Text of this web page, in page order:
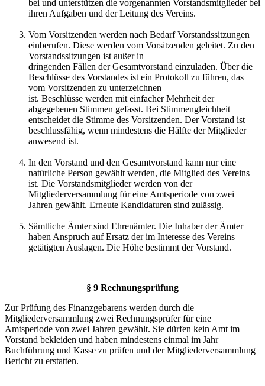
bei und unterstützen die vorgenannten Vorstandsmitglieder bei
ihren Aufgaben und der Leitung des Vereins.
Vom Vorsitzenden werden nach Bedarf Vorstandssitzungen
einberufen. Diese werden vom Vorsitzenden geleitet. Zu den
Vorstandssitzungen ist außer in
dringenden Fällen der Gesamtvorstand einzuladen. Über die
Beschlüsse des Vorstandes ist ein Protokoll zu führen, das
vom Vorsitzenden zu unterzeichnen
ist. Beschlüsse werden mit einfacher Mehrheit der
abgegebenen Stimmen gefasst. Bei Stimmengleichheit
entscheidet die Stimme des Vorsitzenden. Der Vorstand ist
beschlussfähig, wenn mindestens die Hälfte der Mitglieder
anwesend ist.
In den Vorstand und den Gesamtvorstand kann nur eine
natürliche Person gewählt werden, die Mitglied des Vereins
ist. Die Vorstandsmitglieder werden von der
Mitgliederversammlung für eine Amtsperiode von zwei
Jahren gewählt. Erneute Kandidaturen sind zulässig.
Sämtliche Ämter sind Ehrenämter. Die Inhaber der Ämter
haben Anspruch auf Ersatz der im Interesse des Vereins
getätigten Auslagen. Die Höhe bestimmt der Vorstand.
§ 9 Rechnungsprüfung
Zur Prüfung des Finanzgebarens werden durch die
Mitgliederversammlung zwei Rechnungsprüfer für eine
Amtsperiode von zwei Jahren gewählt. Sie dürfen kein Amt im
Vorstand bekleiden und haben mindestens einmal im Jahr
Buchführung und Kasse zu prüfen und der Mitgliederversammlung
Bericht zu erstatten.